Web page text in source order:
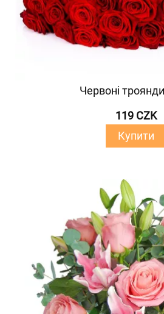
Червоні
119 CZK
Купити